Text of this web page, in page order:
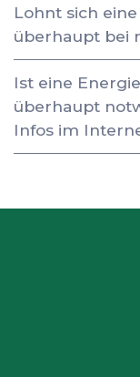
Lohnt sich
überhaupt bei
Ist eine
überhaupt
Infos im